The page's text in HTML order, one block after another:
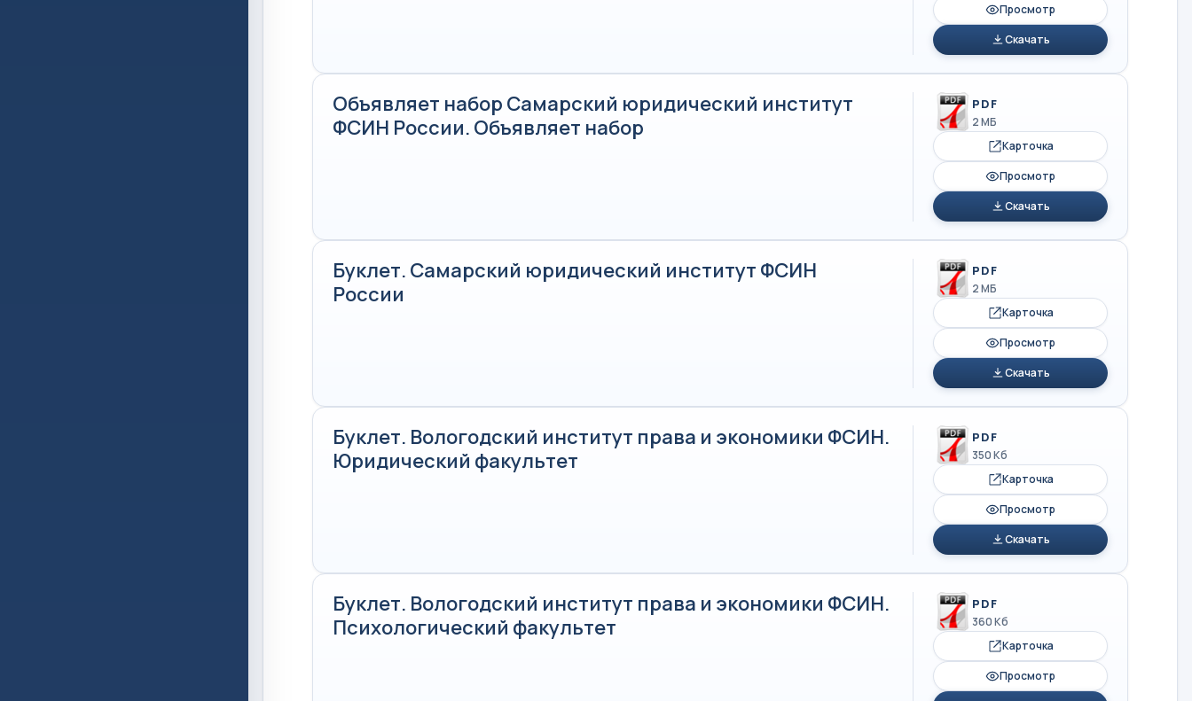
Просмотр
Скачать
Объявляет набор Самарский юридический институт
ФСИН России. Объявляет набор
PDF
2 МБ
Карточка
Просмотр
Скачать
Буклет. Самарский юридический институт ФСИН
России
PDF
2 МБ
Карточка
Просмотр
Скачать
Буклет. Вологодский институт права и экономики ФСИН.
Юридический факультет
PDF
350 Кб
Карточка
Просмотр
Скачать
Буклет. Вологодский институт права и экономики ФСИН.
Психологический факультет
PDF
360 Кб
Карточка
Просмотр